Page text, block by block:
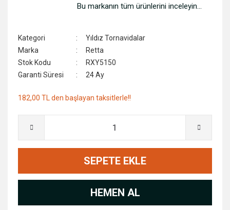
Bu markanın tüm ürünlerini inceleyin...
Kategori
Yıldız Tornavidalar
Marka
Retta
Stok Kodu
RXY5150
Garanti Süresi
24 Ay
182,00 TL den başlayan taksitlerle!!
SEPETE EKLE
HEMEN AL